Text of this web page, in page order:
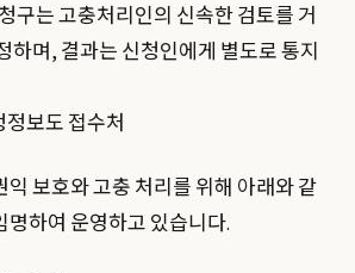
구는 고충처리인의 신속한 검토를 거
하며, 결과는 신청인에게 별도로 통지
정보도 접수처
보호와 고충 처리를 위해 아래와 같
명하여 운영하고 있습니다.